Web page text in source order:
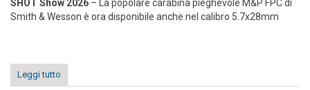
SHOT Show 2026 – La popolare carabina pieghevole M&P FPC di
Smith & Wesson è ora disponibile anche nel calibro 5.7x28mm
Leggi tutto